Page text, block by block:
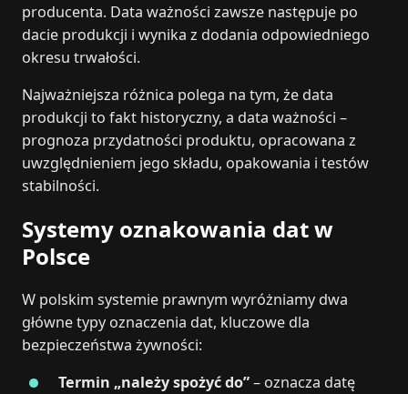
producenta. Data ważności zawsze następuje po
dacie produkcji i wynika z dodania odpowiedniego
okresu trwałości.
Najważniejsza różnica polega na tym, że data
produkcji to fakt historyczny, a data ważności –
prognoza przydatności produktu, opracowana z
uwzględnieniem jego składu, opakowania i testów
stabilności.
Systemy oznakowania dat w
Polsce
W polskim systemie prawnym wyróżniamy dwa
główne typy oznaczenia dat, kluczowe dla
bezpieczeństwa żywności:
Termin „należy spożyć do”– oznacza datę